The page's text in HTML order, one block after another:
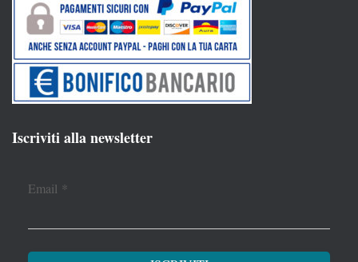
Iscriviti alla newsletter
Email *